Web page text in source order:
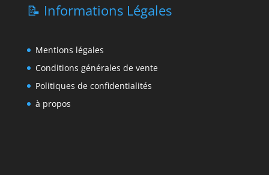
📝 Informations Légales
Mentions légales
Conditions générales de vente
Politiques de confidentialités
à propos